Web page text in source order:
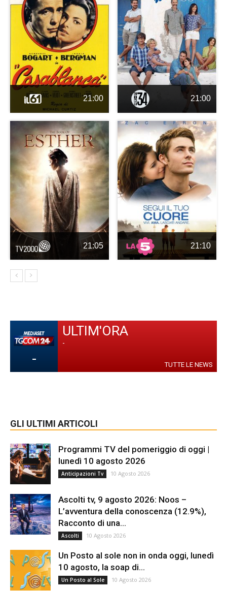
21:00 21:00
21:05 21:10
-
ULTIM'ORA
-
TUTTE LE NEWS
GLI ULTIMI ARTICOLI
Programmi TV del pomeriggio di oggi |
lunedì 10 agosto 2026
Anticipazioni Tv 10 Agosto 2026
Ascolti tv, 9 agosto 2026: Noos –
L’avventura della conoscenza (12.9%),
Racconto di una...
Ascolti 10 Agosto 2026
Un Posto al sole non in onda oggi, lunedì
10 agosto, la soap di...
Un Posto al Sole 10 Agosto 2026